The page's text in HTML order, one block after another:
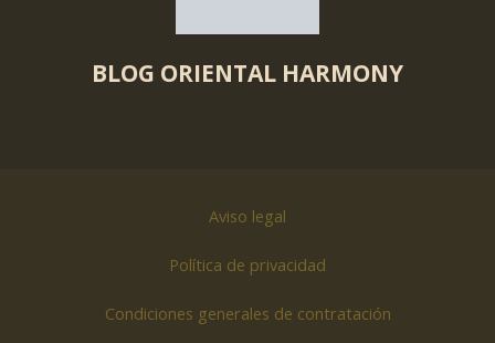
BLOG ORIENTAL HARMONY
Aviso legal
Política de privacidad
Condiciones generales de contratación